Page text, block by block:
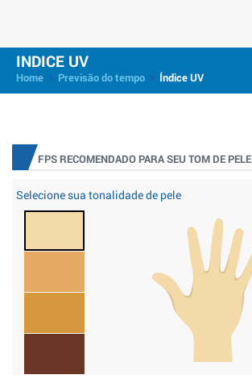
INDICE UV
Home Previsão do tempo Índice UV
FPS RECOMENDADO PARA SEU TOM DE PELE
Selecione sua tonalidade de pele